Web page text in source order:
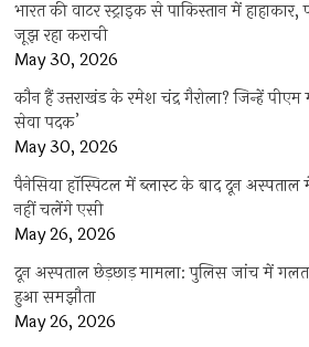
भारत की वाटर स्ट्राइक से पाकिस्तान में
जूझ रहा कराची
May 30, 2026
कौन हैं उत्तराखंड के रमेश चंद्र गैरोला? जिन्हें पीएम
सेवा पदक’
May 30, 2026
पैनेसिया हॉस्पिटल में ब्लास्ट के बाद दून अस्पताल
नहीं चलेंगे एसी
May 26, 2026
दून अस्पताल छेड़छाड़ मामला: पुलिस जांच में
हुआ समझौता
May 26, 2026